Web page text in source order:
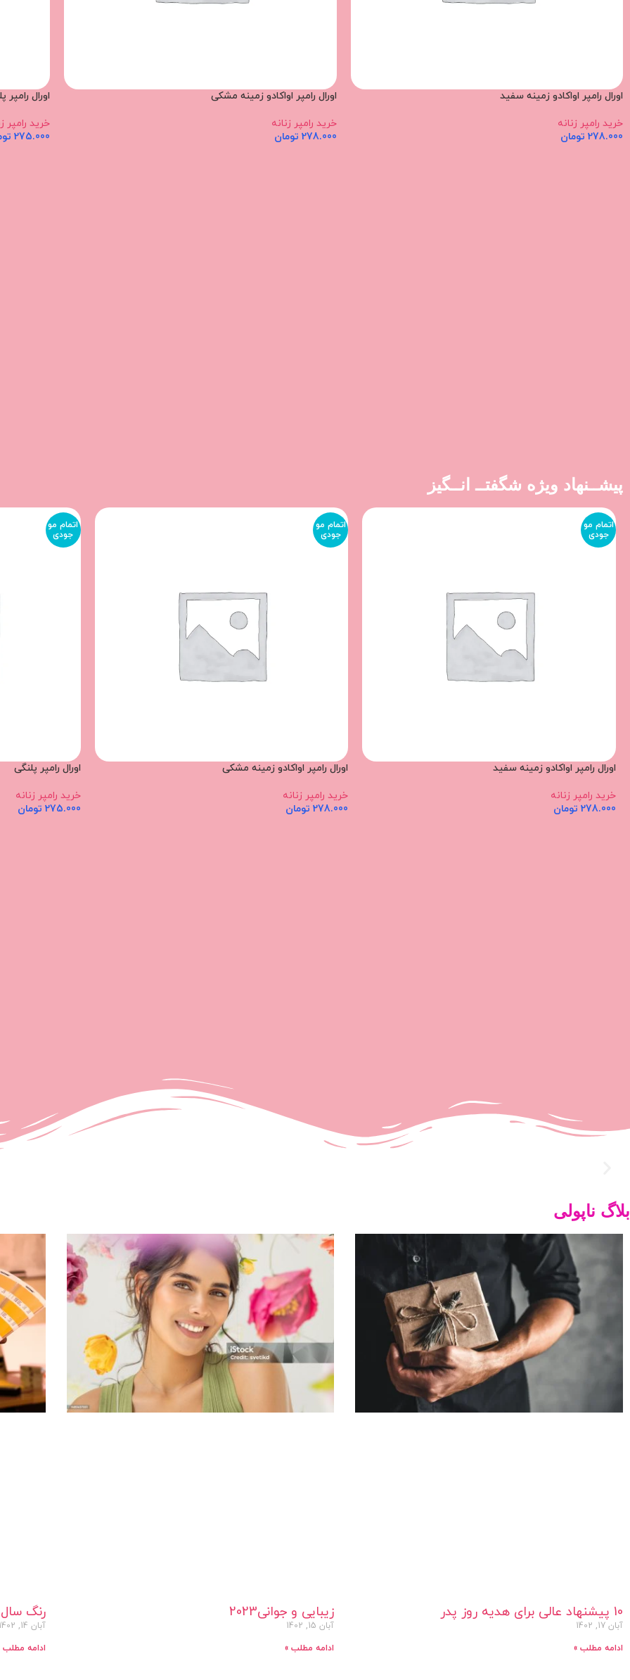
اورال رامپر اواکادو زمینه سفید
خرید رامپر زنانه
278.000 تومان
اورال رامپر اواکادو زمینه مشکی
خرید رامپر زنانه
278.000 تومان
اورال رامپر
خرید رامپر
275.000
پیشــنهاد ویژه شگفتــ انــگیز
اتمام مو
جودی
اورال رامپر اواکادو زمینه سفید
خرید رامپر زنانه
278.000 تومان
اتمام مو
جودی
اورال رامپر اواکادو زمینه مشکی
خرید رامپر زنانه
278.000 تومان
اتمام مو
جودی
اورال رامپر پلنگی
خرید رامپر زنانه
275.000 تومان
بلاگ ناپولی
10 پیشنهاد عالی برای هدیه روز پدر
آبان 17, 1402
ادامه مطلب »
زیبایی و جوانی2023
آبان 15, 1402
ادامه مطلب »
رنگ سال 2023
آبان 14, 1402
ادامه مطلب